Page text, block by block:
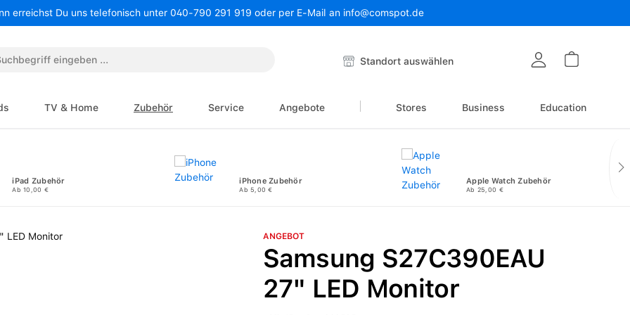
erreichst Du uns telefonisch unter 040-790 291 919 oder per E-Mail an info@comspot.de
Standort auswählen
TV & Home Zubehör Service Angebote Stores Business Education
iPad Zubehör
Ab 10,00 €
iPhone Zubehör
Ab 5,00 €
Apple Watch Zubehör
Ab 25,00 €
ANGEBOT
Samsung S27C390EAU
27" LED Monitor